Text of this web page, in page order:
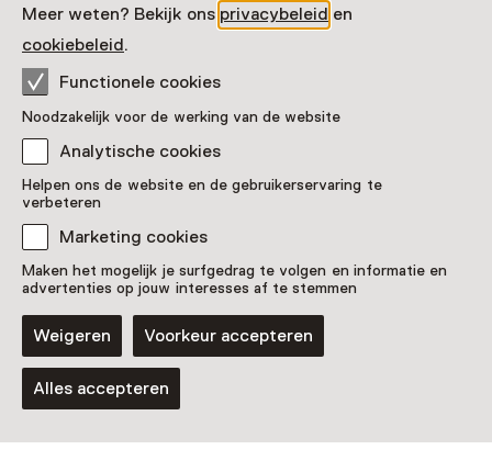
Meer weten? Bekijk ons privacybeleid en
cookiebeleid.
Functionele cookies
Noodzakelijk voor de werking van de website
Analytische cookies
Helpen ons de website en de gebruikerservaring te
verbeteren
Marketing cookies
Maken het mogelijk je surfgedrag te volgen en informatie en
advertenties op jouw interesses af te stemmen
Weigeren Voorkeur accepteren
Alles accepteren
Rondleiding
Artists in residence rondleiding